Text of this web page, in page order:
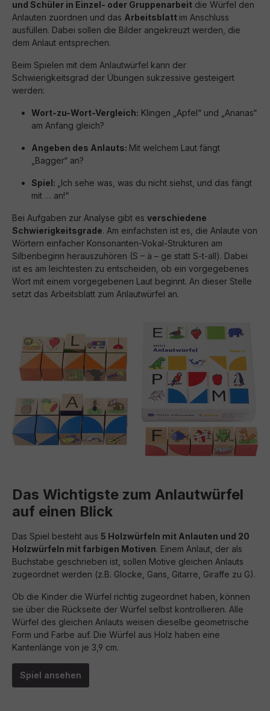
und Schüler in Einzel- oder Gruppenarbeit die Würfel den
Anlauten zuordnen und das Arbeitsblatt im Anschluss
ausfüllen. Dabei sollen die Bilder angekreuzt werden, die
dem Anlaut entsprechen.
Beim Spielen mit dem Anlautwürfel kann der
Schwierigkeitsgrad der Übungen sukzessive gesteigert
werden:
Wort-zu-Wort-Vergleich: Klingen „Apfel“ und „Ananas“
am Anfang gleich?
Angeben des Anlauts: Mit welchem Laut fängt
„Bagger“ an?
Spiel:
„Ich sehe was, was du nicht siehst, und das fängt
mit … an!“
Bei Aufgaben zur Analyse gibt es verschiedene
Schwierigkeitsgrade. Am einfachsten ist es, die Anlaute von
Wörtern einfacher Konsonanten-Vokal-Strukturen am
Silbenbeginn herauszuhören (S – ä – ge statt S-t-all). Dabei
ist es am leichtesten zu entscheiden, ob ein vorgegebenes
Wort mit einem vorgegebenen Laut beginnt. An dieser Stelle
setzt das Arbeitsblatt zum Anlautwürfel an.
Das Wichtigste zum Anlautwürfel
auf einen Blick
Das Spiel besteht aus 5 Holzwürfeln mit Anlauten und 20
Holzwürfeln mit farbigen Motiven. Einem Anlaut, der als
Buchstabe geschrieben ist, sollen Motive gleichen Anlauts
zugeordnet werden (z.B. Glocke, Gans, Gitarre, Giraffe zu G).
Ob die Kinder die Würfel richtig zugeordnet haben, können
sie über die Rückseite der Würfel selbst kontrollieren. Alle
Würfel des gleichen Anlauts weisen dieselbe geometrische
Form und Farbe auf. Die Würfel aus Holz haben eine
Kantenlänge von je 3,9 cm.
Spiel ansehen